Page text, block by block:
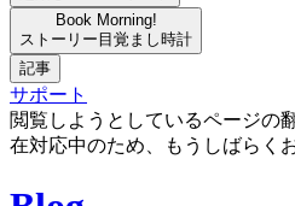
Book Morning!
ストーリー目覚まし時計
記事
サポート
閲覧しようとしているページの
在対応中のため、もうしばらく